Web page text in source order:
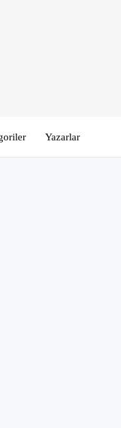
Yazarlar